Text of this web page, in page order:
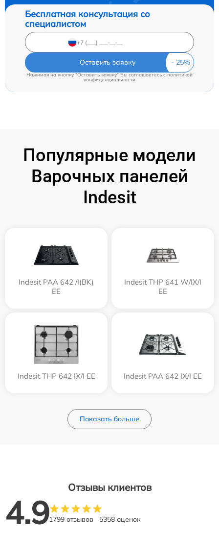
Бесплатная консультация со
специалистом
Оставить заявку
Нажимая на кнопку "Оставить заявку" Вы соглашаетесь c политикой
конфиденциальности
Популярные модели
Варочных панелей
Indesit
Indesit PAA 642 /I(BK)
EE
Indesit THP 641 W/IX/I
EE
Indesit THP 642 IX/I EE Indesit PAA 642 IX/I EE
Показать больше
Отзывы клиентов
4.91799 отзывов 5358 оценок